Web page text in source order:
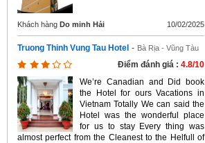
Khách hàng Do minh Hải 10/02/2025
Truong Thinh Vung Tau Hotel - Bà Rịa - Vũng Tàu
Điểm đánh giá : 4.8/10
We’re Canadian and Did book
the Hotel for ours Vacations in
Vietnam Totally We can said the
Hotel was the wonderful place
for us to stay Every thing was
almost perfect from the Cleanest to the Helfull of